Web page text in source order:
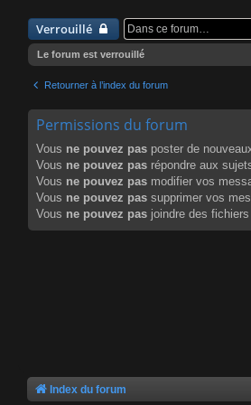
Verrouillé
Le forum est verrouillé
Retourner à l’index du forum
Permissions du forum
Vous ne pouvez pas poster de
Vous ne pouvez pas répondre aux
Vous ne pouvez pas modifier vos
Vous ne pouvez pas supprimer vos
Vous ne pouvez pas joindre des fichiers
Index du forum